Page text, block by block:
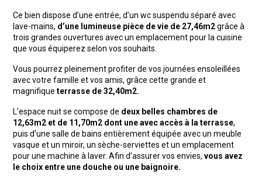
Ce bien dispose d’une entrée, d’un wc suspendu séparé avec
lave-mains, d’une lumineuse pièce de vie de 27,46m2grâce à
trois grandes ouvertures avec un emplacement pour la cuisine
que vous équiperez selon vos souhaits.
Vous pourrez pleinement profiter de vos journées ensoleillées
avec votre famille et vos amis, grâce cette grande et
magnifique terrasse de 32,40m2.
L’espace nuit se compose de deux belles chambres de
12,63m2 et de 11,70m2 dont une avec accès à la terrasse,
puis d’une salle de bains entièrement équipée avec un meuble
vasque et un miroir, un sèche-serviettes et un emplacement
pour une machine à laver. Afin d’assurer vos envies, vous avez
le choix entre une douche ou une baignoire.